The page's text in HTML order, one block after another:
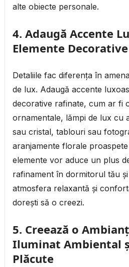
alte obiecte personale.
4. Adaugă Accente
Elemente
Detaliile fac diferența în
de lux. Adaugă accente
decorative rafinate, cum ar fi
ornamentale, lămpi de lux cu
sau cristal, tablouri sau
aranjamente florale
elemente vor aduce un plus
rafinament în dormitorul tău
atmosfera relaxantă și
dorești să o creezi.
5. Creează o
Iluminat Ambiental
Plăcute